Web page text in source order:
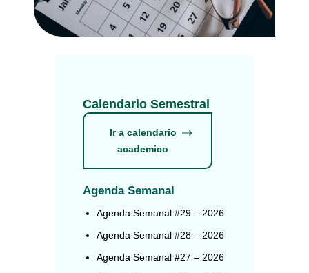
Calendario Semestral
Ir a calendario
academico
Agenda Semanal
Agenda Semanal #29 – 2026
Agenda Semanal #28 – 2026
Agenda Semanal #27 – 2026